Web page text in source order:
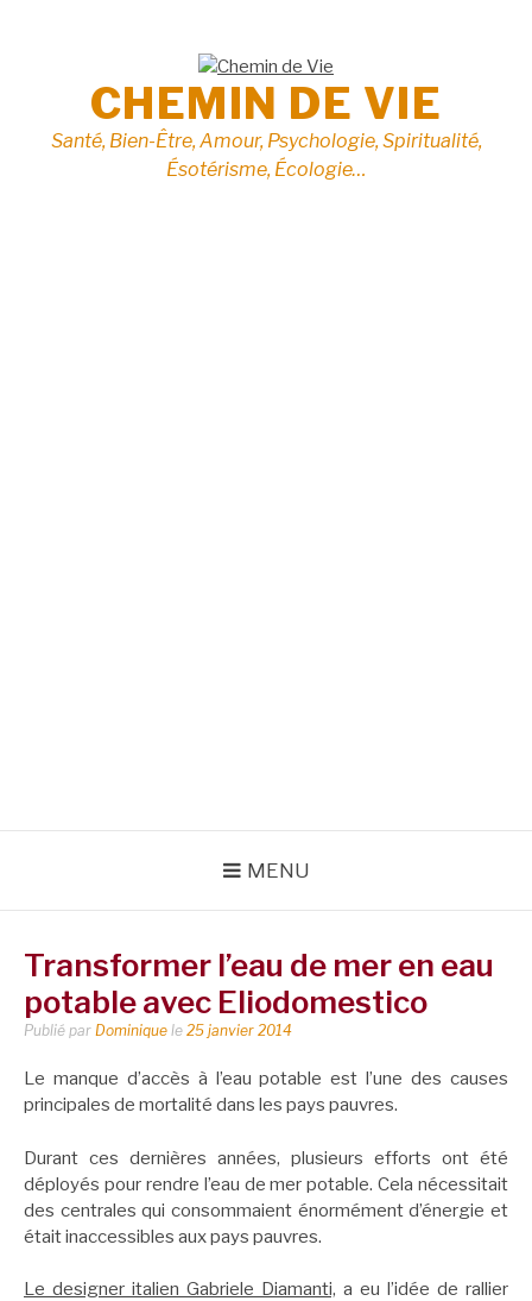
CHEMIN DE VIE
Santé, Bien-Être, Amour, Psychologie, Spiritualité,
Ésotérisme, Écologie…
MENU
Transformer l’eau de mer en eau
potable avec Eliodomestico
Publié par Dominique le 25 janvier 2014
Le manque d’accès à l’eau potable est l’une des causes
principales de mortalité dans les pays pauvres.
Durant ces dernières années, plusieurs efforts ont été
déployés pour rendre l’eau de mer potable. Cela nécessitait
des centrales qui consommaient énormément d’énergie et
était inaccessibles aux pays pauvres.
Le designer italien Gabriele Diamanti, a eu l’idée de rallier